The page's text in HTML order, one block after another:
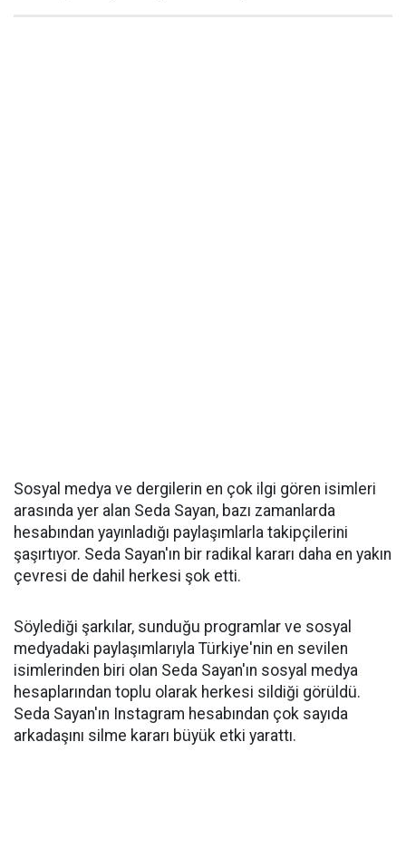
Sosyal medya ve dergilerin en çok ilgi gören isimleri
arasında yer alan Seda Sayan, bazı zamanlarda
hesabından yayınladığı paylaşımlarla takipçilerini
şaşırtıyor. Seda Sayan'ın bir radikal kararı daha en yakın
çevresi de dahil herkesi şok etti.
Söylediği şarkılar, sunduğu programlar ve sosyal
medyadaki paylaşımlarıyla Türkiye'nin en sevilen
isimlerinden biri olan Seda Sayan'ın sosyal medya
hesaplarından toplu olarak herkesi sildiği görüldü.
Seda Sayan'ın Instagram hesabından çok sayıda
arkadaşını silme kararı büyük etki yarattı.